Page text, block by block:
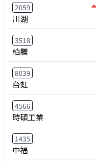
2059
川湖
3518
柏騰
8039
台虹
4566
時碩工業
1435
中福